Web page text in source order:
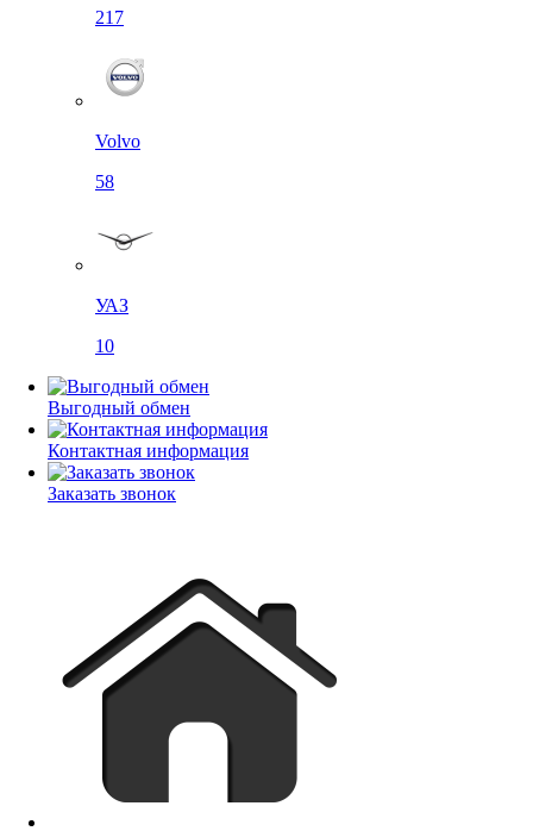
217
Volvo
58
УАЗ
10
Выгодный обмен
Контактная информация
Заказать звонок